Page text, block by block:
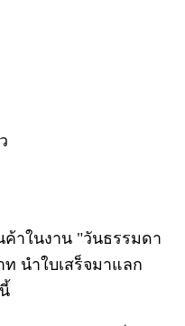
ค้าในงาน "วันธรรมดา
ท นำใบเสร็จมาแลก